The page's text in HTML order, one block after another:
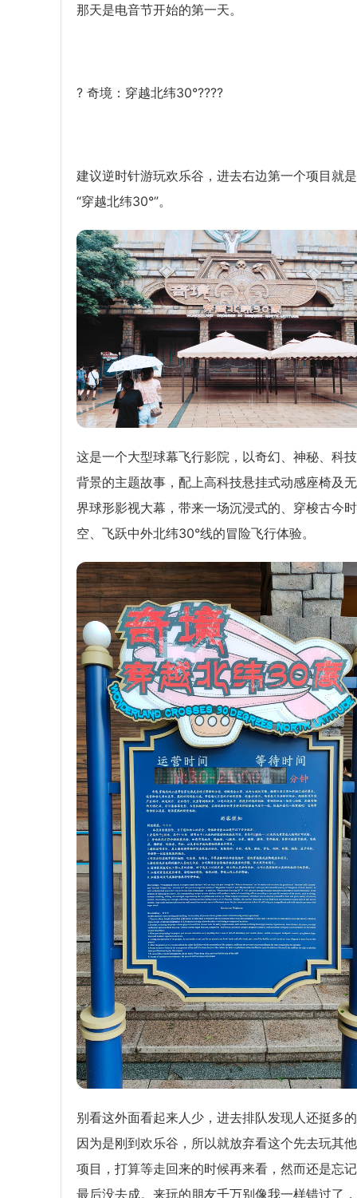
那天是电音节开始的第一天。
? 奇境：穿越北纬30°????
建议逆时针游玩欢乐谷，进去右边第一个项目就是
“穿越北纬30°”。
这是一个大型球幕飞行影院，以奇幻、神秘、科
背景的主题故事，配上高科技悬挂式动感座椅及
界球形影视大幕，带来一场沉浸式的、穿梭古今时
空、飞跃中外北纬30°线的冒险飞行体验。
别看这外面看起来人少，进去排队发现人还挺多
因为是刚到欢乐谷，所以就放弃看这个先去玩其
项目，打算等走回来的时候再来看，然而还是忘
最后没去成。来玩的朋友千万别像我一样错过了